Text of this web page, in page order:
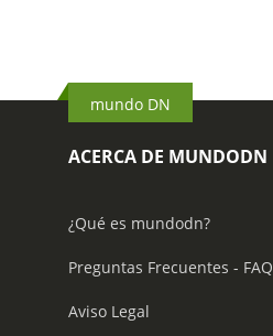
mundo DN
ACERCA DE MUNDODN
¿Qué es mundodn?
Preguntas Frecuentes - FAQ
Aviso Legal